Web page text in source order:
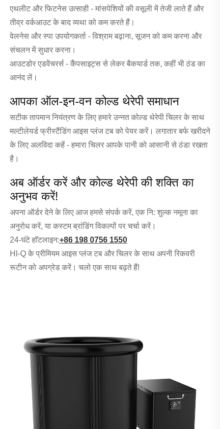
एथलीट और फिटनेस उत्साही - मांसपेशियों की वसूली में तेजी लाते हैं और
तीव्र वर्कआउट के बाद व्यथा को कम करते हैं।
वेलनेस और स्पा उपयोगकर्ता - विश्राम बढ़ाना, सूजन को कम करना और
संचलन में सुधार करना।
आउटडोर एडवेंचरर्स - कैंपसाइट्स से लेकर बैकयार्ड तक, कहीं भी ठंड का
आनंद लें।
आपका ऑल-इन-वन कोल्ड थेरेपी समाधान
सटीक तापमान नियंत्रण के लिए हमारे उन्नत कोल्ड थेरेपी चिलर के साथ
मल्टीलेयर्ड फ्रीस्टैंडिंग आइस प्लंज टब को पेयर करें। लगातार बर्फ खरीदने
के लिए अलविदा कहें - हमारा चिलर आपके पानी को आसानी से ठंडा रखता
है।
अब ऑर्डर करें और कोल्ड थेरेपी की शक्ति का
अनुभव करें!
अपना ऑर्डर देने के लिए आज हमसे संपर्क करें, एक नि: शुल्क नमूना का
अनुरोध करें, या कस्टम ब्रांडिंग विकल्पों पर चर्चा करें।
24-घंटे हॉटलाइन:+86 198 0756 1550
HI-Q के प्रीमियम आइस प्लंज टब और चिलर के साथ अपनी रिकवरी
रूटीन को अपग्रेड करें। चलो एक साथ बढ़ते हैं!